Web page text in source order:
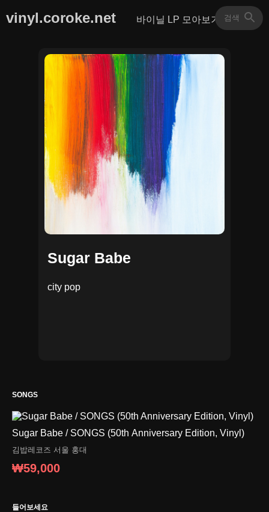
vinyl.coroke.net 바이닐 LP 모아보기
Sugar Babe
city pop
SONGS
Sugar Babe / SONGS (50th Anniversary Edition, Vinyl)
김밥레코즈 서울 홍대
₩59,000
들어보세요